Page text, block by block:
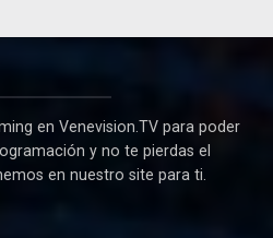
en Venevision.TV para poder
y no te pierdas el
en nuestro site para ti.